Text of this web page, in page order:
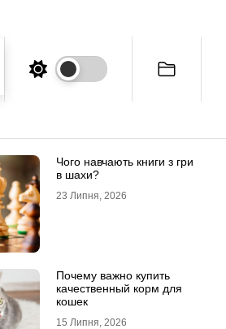
Чого навчають книги з гри
в шахи?
23 Липня, 2026
Почему важно купить
качественный корм для
кошек
15 Липня, 2026